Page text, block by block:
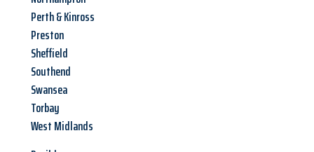
Perth & Kinross
Preston
Sheffield
Southend
Swansea
Torbay
West Midlands